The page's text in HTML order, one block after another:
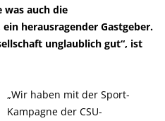
was auch die
herausragender Gastgeber.
unglaublich gut“, ist
Wir haben mit der Sport-
Kampagne der CSU-